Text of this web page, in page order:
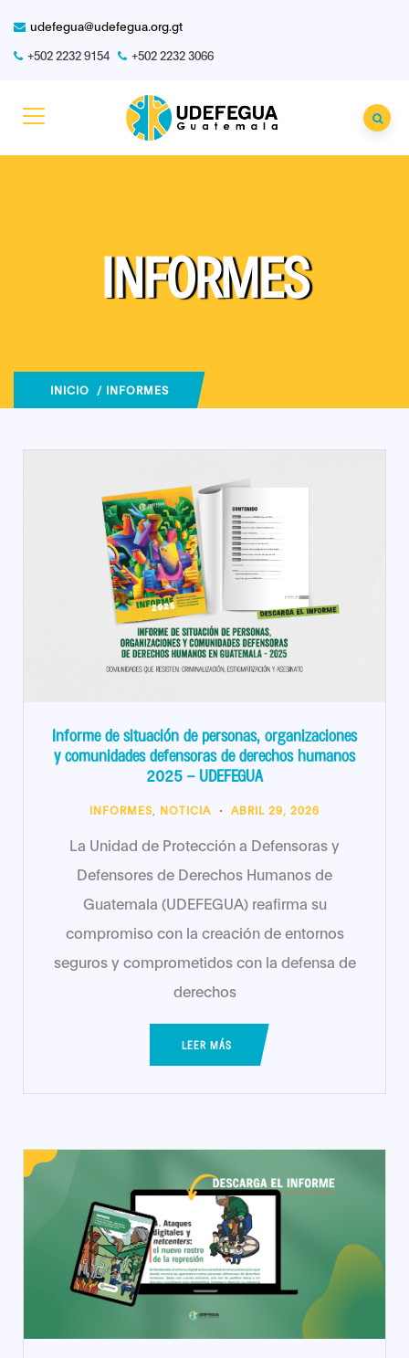
udefegua@udefegua.org.gt
+502 2232 9154
+502 2232 3066
INFORMES
INICIO / INFORMES
Informe de situación de personas, organizaciones
y comunidades defensoras de derechos humanos
2025 – UDEFEGUA
INFORMES NOTICIA ABRIL 29, 2026
La Unidad de Protección a Defensoras y
Defensores de Derechos Humanos de
Guatemala (UDEFEGUA) reafirma su
compromiso con la creación de entornos
seguros y comprometidos con la defensa de
derechos
LEER MÁS